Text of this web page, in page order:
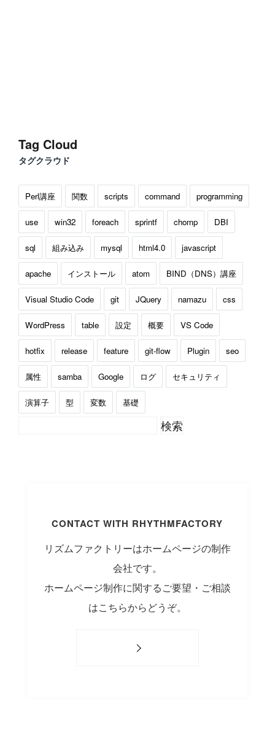
Tag Cloud
タグクラウド
Perl講座 関数 scripts command programming
use win32 foreach sprintf chomp DBI
sql 組み込み mysql html4.0 javascript
apache インストール atom BIND（DNS）講座
Visual Studio Code git JQuery namazu css
WordPress table 設定 概要 VS Code
hotfix release feature git-flow Plugin seo
属性 samba Google ログ セキュリティ
演算子 型 変数 基礎
CONTACT WITH RHYTHMFACTORY
リズムファクトリーはホームページの制作
会社です。
ホームページ制作に関するご要望・ご相談
はこちらからどうぞ。